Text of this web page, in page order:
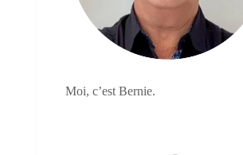
Moi, c’est Bernie.